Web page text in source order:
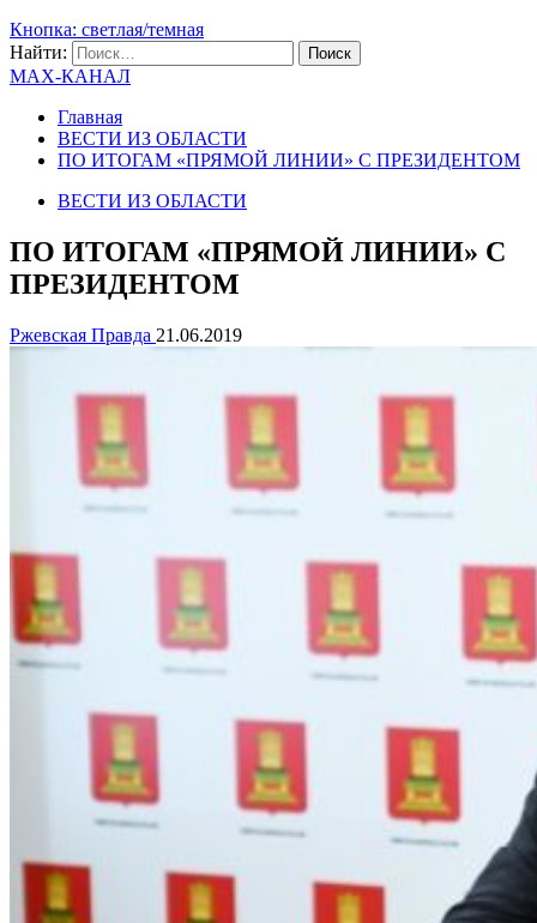
Кнопка: светлая/темная
Найти:
MAX-КАНАЛ
Главная
ВЕСТИ ИЗ ОБЛАСТИ
ПО ИТОГАМ «ПРЯМОЙ ЛИНИИ» С ПРЕЗИДЕНТОМ
ВЕСТИ ИЗ ОБЛАСТИ
ПО ИТОГАМ «ПРЯМОЙ ЛИНИИ» С
ПРЕЗИДЕНТОМ
Ржевская Правда 21.06.2019